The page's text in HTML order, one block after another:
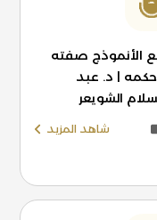
الأنموذج صفته
| د. عبد
الشويعر
شاهد المزيد